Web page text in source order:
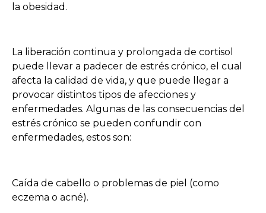
la obesidad.
La liberación continua y prolongada de cortisol
puede llevar a padecer de estrés crónico, el cual
afecta la calidad de vida, y que puede llegar a
provocar distintos tipos de afecciones y
enfermedades. Algunas de las consecuencias del
estrés crónico se pueden confundir con
enfermedades, estos son:
Caída de cabello o problemas de piel (como
eczema o acné).